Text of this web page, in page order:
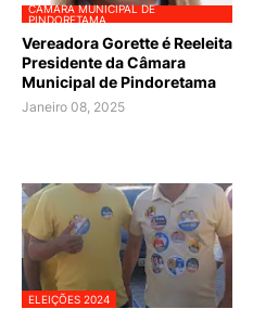
CÂMARA MUNICIPAL DE
PINDORETAMA
Vereadora Gorette é Reeleita
Presidente da Câmara
Municipal de Pindoretama
Janeiro 08, 2025
ELEIÇÕES 2024